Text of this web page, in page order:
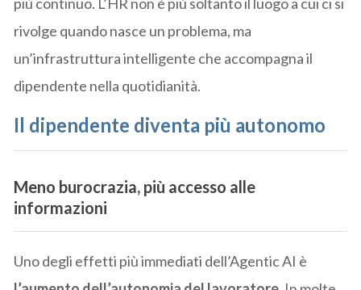
rivolge quando nasce un problema, ma
un’infrastruttura intelligente che accompagna il
dipendente nella quotidianità.
Il dipendente diventa più autonomo
Meno burocrazia, più accesso alle
informazioni
Uno degli effetti più immediati dell’Agentic AI è